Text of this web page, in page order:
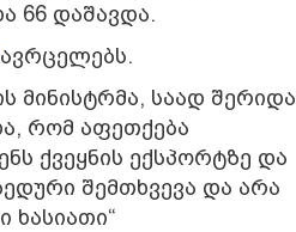
66 დაშავდა.
ავრცელებს.
მინისტრმა, საად შერიდა
რომ აფეთქება
ქვეყნის ექსპორტზე და
შემთხვევა და არა
ხასიათი“